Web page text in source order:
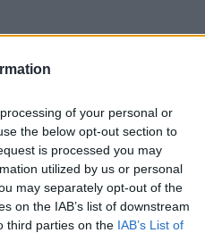
of your personal or
the below opt-out section to
is processed you may
utilized by us or personal
may separately opt-out of the
on the IAB’s list of downstream
third parties on the IAB’s List of
βιντεοληπτικό υλικό ενώ